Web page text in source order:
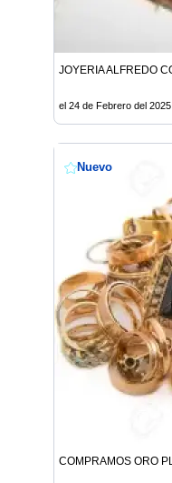
JOYERIA ALFREDO
el 24 de Febrero del 2025
Nuevo
COMPRAMOS ORO